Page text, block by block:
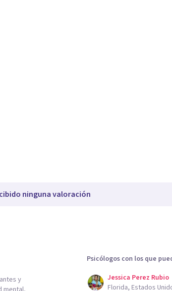
ninguna valoración
y
Psicólogos con los que
Jessica Perez Rubio
Florida, Estados